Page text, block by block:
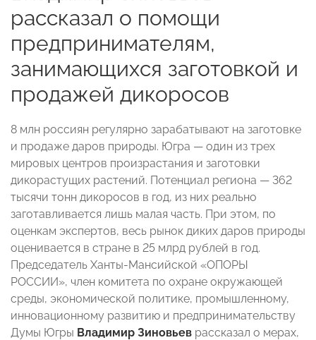
рассказал о помощи
предпринимателям,
занимающихся заготовкой и
продажей дикоросов
8 млн россиян регулярно зарабатывают на заготовке
и продаже даров природы. Югра — один из трех
мировых центров произрастания и заготовки
дикорастущих растений. Потенциал региона — 362
тысячи тонн дикоросов в год, из них реально
заготавливается лишь малая часть. При этом, по
оценкам экспертов, весь рынок диких даров природы
оценивается в стране в 25 млрд рублей в год.
Председатель Ханты-Мансийской «ОПОРЫ
РОССИИ», член комитета по охране окружающей
среды, экономической политике, промышленному,
инновационному развитию и предпринимательству
Думы Югры Владимир Зиновьев рассказал о мерах,